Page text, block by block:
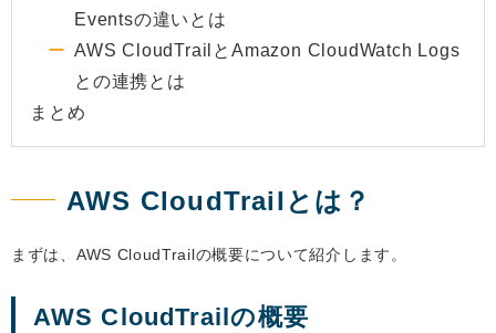
Eventsの違いとは
AWS CloudTrailとAmazon CloudWatch Logs
との連携とは
まとめ
AWS CloudTrailとは？
まずは、AWS CloudTrailの概要について紹介します。
AWS CloudTrailの概要